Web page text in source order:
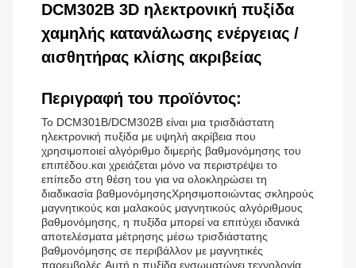
DCM302B 3D ηλεκτρονική πυξίδα
χαμηλής κατανάλωσης ενέργειας /
αισθητήρας κλίσης ακριβείας
Περιγραφή του προϊόντος:
Το DCM301B/DCM302B είναι μια τρισδιάστατη
ηλεκτρονική πυξίδα με υψηλή ακρίβεια που
χρησιμοποιεί αλγόριθμο διμερής βαθμονόμησης του
επιπέδου.και χρειάζεται μόνο να περιστρέψει το
επίπεδο στη θέση του για να ολοκληρώσει τη
διαδικασία βαθμονόμησηςΧρησιμοποιώντας σκληρούς
μαγνητικούς και μαλακούς μαγνητικούς αλγόριθμους
βαθμονόμησης, η πυξίδα μπορεί να επιτύχει ιδανικά
αποτελέσματα μέτρησης μέσω τρισδιάστατης
βαθμονόμησης σε περιβάλλον με μαγνητικές
παρεμβολές.Αυτή η πυξίδα ενσωματώνει τεχνολογία